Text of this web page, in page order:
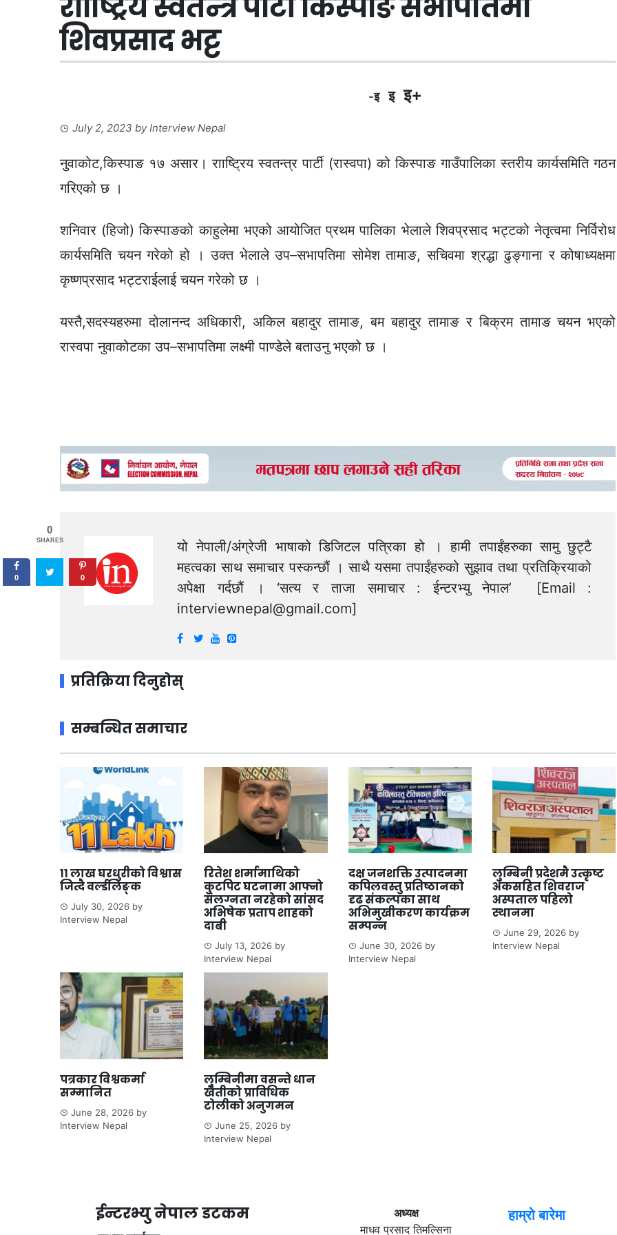
शिवप्रसाद भट्ट
-इ इ इ+
July 2, 2023 byInterview Nepal
नुवाकोट,किस्पाङ १७ असार। रााष्ट्रिय स्वतन्त्र पार्टी (रास्वपा) को किस्पाङ गाउँपालिका स्तरीय कार्यसमिति गठन
गरिएको छ ।
शनिवार (हिजो) किस्पाङको काहुलेमा भएको आयोजित प्रथम पालिका भेलाले शिवप्रसाद भट्टको नेतृत्वमा निर्विरोध
कार्यसमिति चयन गरेको हो । उक्त भेलाले उप–सभापतिमा सोमेश तामाङ, सचिवमा श्रद्धा ढुङ्गाना र कोषाध्यक्षमा
कृष्णप्रसाद भट्टराईलाई चयन गरेको छ ।
यस्तै,सदस्यहरुमा दोलानन्द अधिकारी, अकिल बहादुर तामाङ, बम बहादुर तामाङ र बिक्रम तामाङ चयन भएको
रास्वपा नुवाकोटका उप–सभापतिमा लक्ष्मी पाण्डेले बताउनु भएको छ ।
यो नेपाली/अंग्रेजी भाषाको डिजिटल पत्रिका हो । हामी तपाईंहरुका सामु छुट्टै
महत्वका साथ समाचार पस्कन्छौं । साथै यसमा तपाईंहरुको सुझाव तथा प्रतिक्रियाको
अपेक्षा गर्दछौं । ‘सत्य र ताजा समाचार : ईन्टरभ्यु नेपाल’ [Email :
interviewnepal@gmail.com]
प्रतिक्रिया दिनुहोस्
सम्बन्धित समाचार
११ लाख घरधुरीको विश्वास
जित्दै वर्ल्डलिङ्क
July 30, 2026 by
Interview Nepal
रितेश शर्मामाथिको
कुटपिट घटनामा आफ्नो
संलग्नता नरहेको सांसद
अभिषेक प्रताप शाहको
दाबी
July 13, 2026 by
Interview Nepal
दक्ष जनशक्ति उत्पादनमा
कपिलवस्तु प्रतिष्ठानको
दृढ संकल्पका साथ
अभिमुखीकरण कार्यक्रम
सम्पन्न
June 30, 2026by
Interview Nepal
लुम्बिनी प्रदेशमै उत्कृष्ट
अंकसहित शिवराज
अस्पताल पहिलो
स्थानमा
June 29, 2026by
Interview Nepal
पत्रकार विश्वकर्मा
सम्मानित
June 28, 2026 by
Interview Nepal
लुम्बिनीमा वसन्ते धान
खेतीको प्राविधिक
टोलीको अनुगमन
June 25, 2026 by
Interview Nepal
ईन्टरभ्यु नेपाल डटकम
अध्यक्ष
माधव प्रसाद तिमल्सिना
हाम्रो बारेमा
0
SHARES
0 0